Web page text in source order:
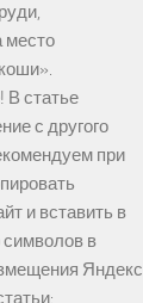
место
В статье
с другого
при
и вставить в
символов в
Яндекс